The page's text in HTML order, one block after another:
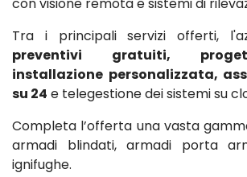
Tra i principali servizi offerti,
preventivi gratuiti,
installazione personalizzata,
su 24 e telegestione dei sistemi su
Completa l’offerta una vasta
armadi blindati, armadi porta
ignifughe.